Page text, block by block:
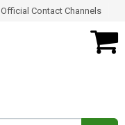
Official Contact Channels